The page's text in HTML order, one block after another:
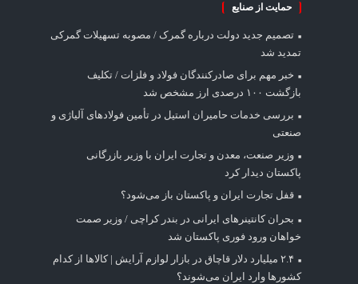
حمایت از صنایع
تصمیم جدید دولت درباره گمرک / مصوبه تسهیلات گمرکی
تمدید شد
خبر مهم برای صادرکنندگان فولاد و فلزات / تکلیف
بازگشت ۱۰۰ درصدی ارز مشخص شد
بررسی خدمات حامیران استیل در تأمین فولادهای آلیاژی و
صنعتی
وزیر صنعت، معدن و تجارت ایران با وزیر بازرگانی
پاکستان دیدار کرد
قفل تجارت ایران و پاکستان باز می‌شود؟
بحران کانتینر‌های ایرانی در بندر کراچی / وزیر صمت
خواهان ورود فوری پاکستان شد
۲.۴ میلیارد دلار قاچاق در بازار لوازم آرایش | کالاها از کدام
کشورها وارد ایران می‌شوند؟